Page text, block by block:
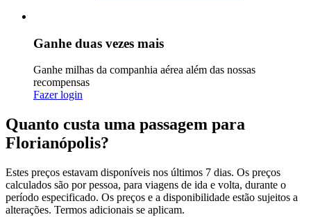
Ganhe duas vezes mais
Ganhe milhas da companhia aérea além das nossas
recompensas
Fazer login
Quanto custa uma passagem para
Florianópolis?
Estes preços estavam disponíveis nos últimos 7 dias. Os preços
calculados são por pessoa, para viagens de ida e volta, durante o
período especificado. Os preços e a disponibilidade estão sujeitos a
alterações. Termos adicionais se aplicam.